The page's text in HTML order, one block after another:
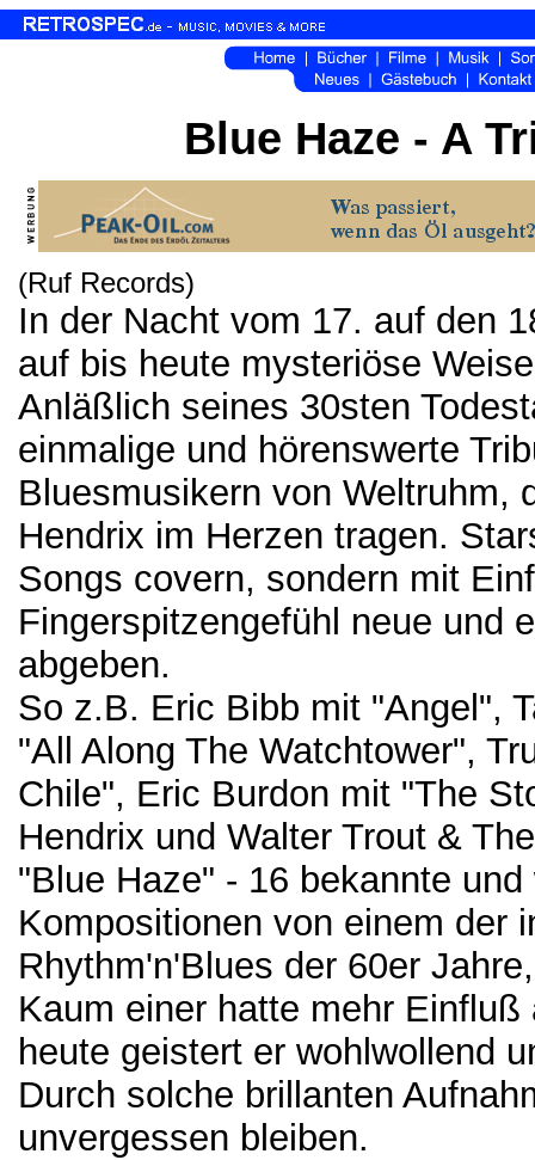
Blue Haze - A
(Ruf Records)
In der Nacht vom 17. auf den
auf bis heute mysteriöse
Anläßlich seines 30sten
einmalige und hörenswerte
Bluesmusikern von Weltruhm,
Hendrix im Herzen tragen.
Songs covern, sondern mit
Fingerspitzengefühl neue und
abgeben.
So z.B. Eric Bibb mit "Angel",
"All Along The Watchtower",
Chile", Eric Burdon mit "The
Hendrix und Walter Trout &
"Blue Haze" - 16 bekannte
Kompositionen von einem der
Rhythm'n'Blues der 60er
Kaum einer hatte mehr
heute geistert er wohlwollend
Durch solche brillanten
unvergessen bleiben.